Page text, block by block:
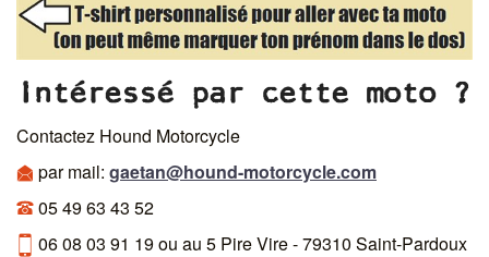
Intéressé par cette moto ?
Contactez Hound Motorcycle
par mail: gaetan@hound-motorcycle.com
05 49 63 43 52
06 08 03 91 19 ou au 5 Pire Vire - 79310 Saint-Pardoux